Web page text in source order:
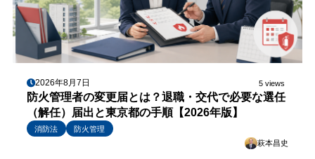
2026年8月7日 5 views
防火管理者の変更届とは？退職・交代で必要な選任
（解任）届出と東京都の手順【2026年版】
消防法
防火管理
萩本昌史